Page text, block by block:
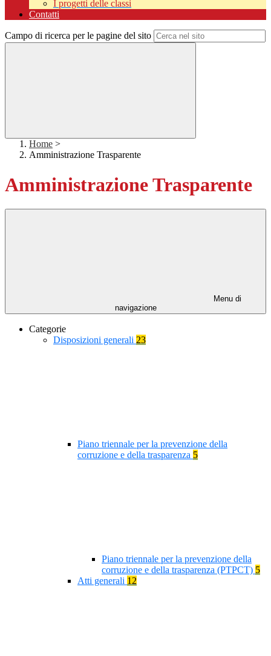
I progetti delle classi
Contatti
Campo di ricerca per le pagine del sito
Home >
Amministrazione Trasparente
Amministrazione Trasparente
Menu di
navigazione
Categorie
Disposizioni generali 23
Piano triennale per la prevenzione della
corruzione e della trasparenza 5
Piano triennale per la prevenzione della
corruzione e della trasparenza (PTPCT) 5
Atti generali 12